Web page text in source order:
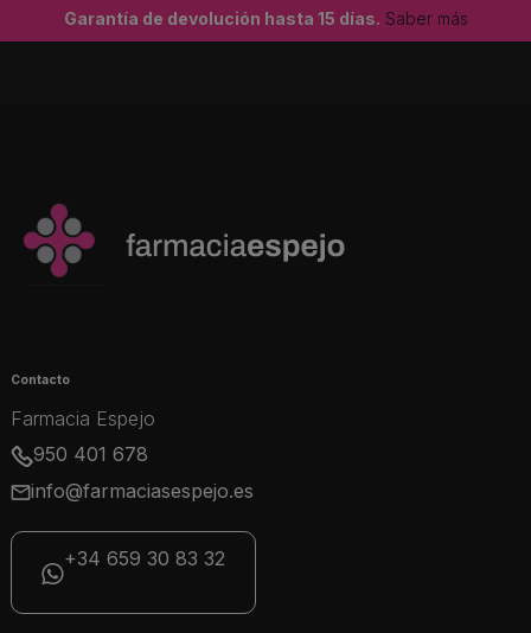
Garantía de devolución hasta 15 días. Saber más
Contacto
Farmacia Espejo
950 401 678
info@farmaciasespejo.es
+34 659 30 83 32